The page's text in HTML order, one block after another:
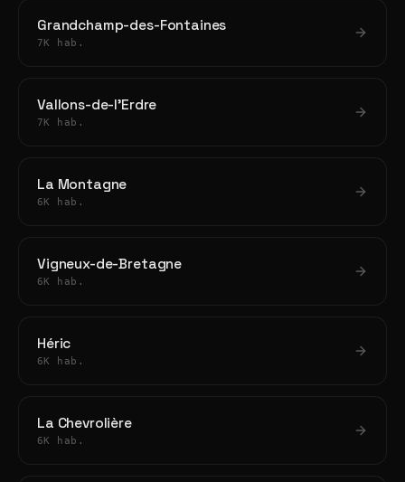
Grandchamp-des-Fontaines
7K hab.
Vallons-de-l'Erdre
7K hab.
La Montagne
6K hab.
Vigneux-de-Bretagne
6K hab.
Héric
6K hab.
La Chevrolière
6K hab.